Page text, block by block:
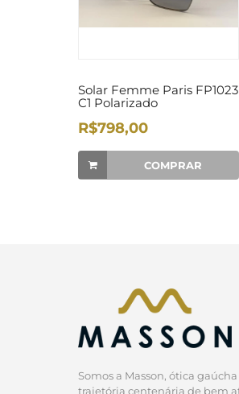
Solar Femme Paris FP1023
C1 Polarizado
R$798,00
COMPRAR
Somos a Masson, ótica
trajetória centenária de bem